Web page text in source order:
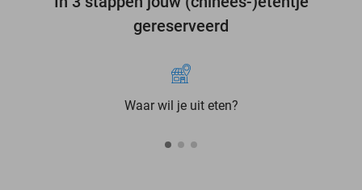
gereserveerd
Waar wil je uit eten?